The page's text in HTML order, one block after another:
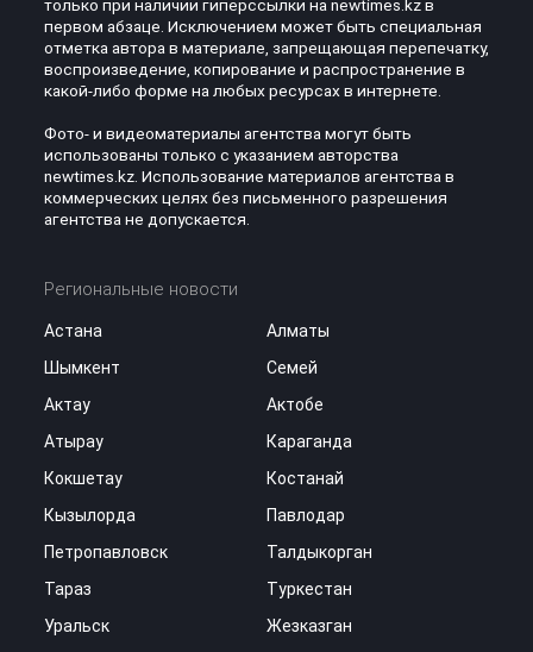
только при наличии гиперссылки на newtimes.kz в
первом абзаце. Исключением может быть специальная
отметка автора в материале, запрещающая перепечатку,
воспроизведение, копирование и распространение в
какой-либо форме на любых ресурсах в интернете.
Фото- и видеоматериалы агентства могут быть
использованы только с указанием авторства
newtimes.kz. Использование материалов агентства в
коммерческих целях без письменного разрешения
агентства не допускается.
Региональные новости
Астана
Алматы
Шымкент
Семей
Актау
Актобе
Атырау
Караганда
Кокшетау
Костанай
Кызылорда
Павлодар
Петропавловск
Талдыкорган
Тараз
Туркестан
Уральск
Жезказган